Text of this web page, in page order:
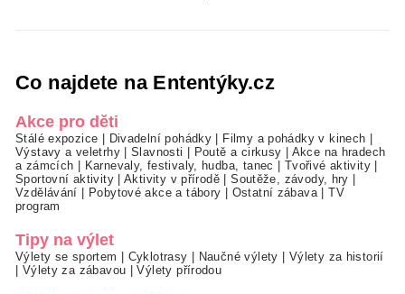
Co najdete na Ententýky.cz
Akce pro děti
Stálé expozice Divadelní pohádky Filmy a pohádky v kinech
Výstavy a veletrhy|Slavnosti Poutě a cirkusy
Akce na hradech
a zámcích
Karnevaly, festivaly, hudba, tanec Tvořivé aktivity
Sportovní aktivity|Aktivity v přírodě |Soutěže, závody, hry
Vzdělávání
Pobytové akce a tábory Ostatní zábava|TV
program
Tipy na výlet
Výlety se sportem Cyklotrasy Naučné výlety
Výlety za historií
Výlety za zábavou |Výlety přírodou